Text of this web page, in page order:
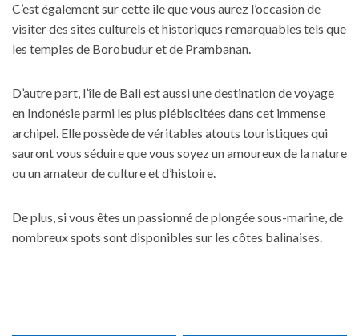
C’est également sur cette île que vous aurez l’occasion de
visiter des sites culturels et historiques remarquables tels que
les temples de Borobudur et de Prambanan.
D’autre part, l’île de Bali est aussi une destination de voyage
en Indonésie parmi les plus plébiscitées dans cet immense
archipel. Elle possède de véritables atouts touristiques qui
sauront vous séduire que vous soyez un amoureux de la nature
ou un amateur de culture et d’histoire.
De plus, si vous êtes un passionné de plongée sous-marine, de
nombreux spots sont disponibles sur les côtes balinaises.